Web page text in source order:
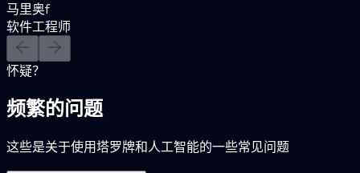
马里奥f
软件工程师
怀疑？
频繁的问题
这些是关于使用塔罗牌和人工智能的一些常见问题